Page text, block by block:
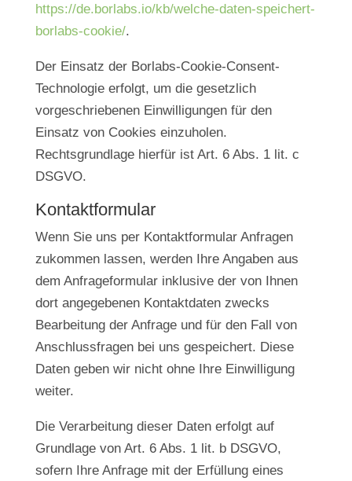
https://de.borlabs.io/kb/welche-daten-speichert-
borlabs-cookie/.
Der Einsatz der Borlabs-Cookie-Consent-
Technologie erfolgt, um die gesetzlich
vorgeschriebenen Einwilligungen für den
Einsatz von Cookies einzuholen.
Rechtsgrundlage hierfür ist Art. 6 Abs. 1 lit. c
DSGVO.
Kontaktformular
Wenn Sie uns per Kontaktformular Anfragen
zukommen lassen, werden Ihre Angaben aus
dem Anfrageformular inklusive der von Ihnen
dort angegebenen Kontaktdaten zwecks
Bearbeitung der Anfrage und für den Fall von
Anschlussfragen bei uns gespeichert. Diese
Daten geben wir nicht ohne Ihre Einwilligung
weiter.
Die Verarbeitung dieser Daten erfolgt auf
Grundlage von Art. 6 Abs. 1 lit. b DSGVO,
sofern Ihre Anfrage mit der Erfüllung eines